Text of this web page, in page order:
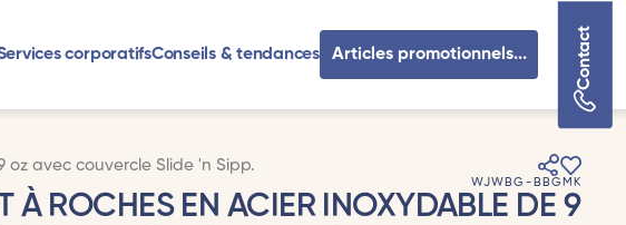
corporatifsConseils & tendances Contact
Articles promotionnels...
avec couvercle Slide 'n Sipp.
WJWBG-BBGMK
À ROCHES EN ACIER INOXYDABLE DE 9